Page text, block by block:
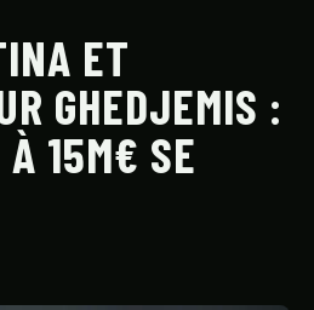
ET
GHEDJEMIS :
15M€ SE